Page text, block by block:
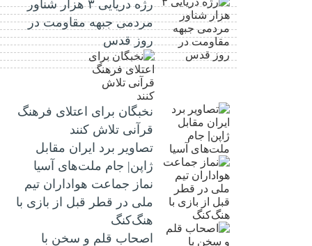
رژه دریایی ۳ هزار شناور
مردمی جبهه مقاومت در
روز قدس
نخبگان برای اعتلای فرهنگ
قرآنی تلاش کنند
تصاویر برد ایران مقابل
ژاپن| جام ملت‌های آسیا
نماز جماعت هواداران تیم
ملی در قطر قبل از بازی با
هنگ‌کنگ
اصحاب قلم و سخن با